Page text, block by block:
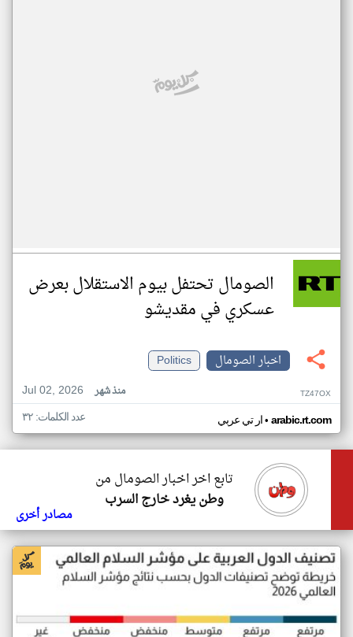
الصومال تحتفل بيوم الاستقلال بعرض
عسكري في مقديشو
اخبار الصومال
Politics
Jul 02, 2026
منذ شهر TZ47OX
ار تي عربي• arabic.rt.com عدد الكلمات: ٣٢
تابع اخر اخبار الصومال من
وطن يغرد خارج السرب
مصادر أخرى